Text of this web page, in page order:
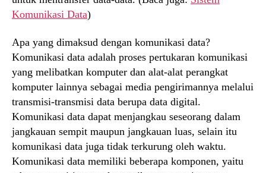
Komunikasi Data)
Apa yang dimaksud dengan komunikasi data?
Komunikasi data adalah proses pertukaran komunikasi
yang melibatkan komputer dan alat-alat perangkat
komputer lainnya sebagai media pengirimannya melalui
transmisi-transmisi data berupa data digital.
Komunikasi data dapat menjangkau seseorang dalam
jangkauan sempit maupun jangkauan luas, selain itu
komunikasi data juga tidak terkurung oleh waktu.
Komunikasi data memiliki beberapa komponen, yaitu